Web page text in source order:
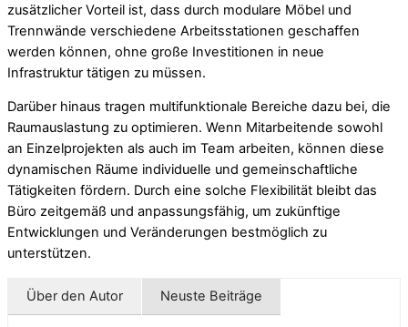
zusätzlicher Vorteil ist, dass durch modulare Möbel und
Trennwände verschiedene Arbeitsstationen geschaffen
werden können, ohne große Investitionen in neue
Infrastruktur tätigen zu müssen.
Darüber hinaus tragen multifunktionale Bereiche dazu bei, die
Raumauslastung zu optimieren. Wenn Mitarbeitende sowohl
an Einzelprojekten als auch im Team arbeiten, können diese
dynamischen Räume individuelle und gemeinschaftliche
Tätigkeiten fördern. Durch eine solche Flexibilität bleibt das
Büro zeitgemäß und anpassungsfähig, um zukünftige
Entwicklungen und Veränderungen bestmöglich zu
unterstützen.
Über den Autor Neuste Beiträge